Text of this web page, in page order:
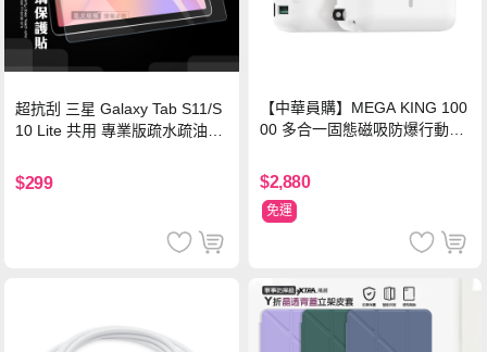
超抗刮 三星 Galaxy Tab S11/S
10 Lite 共用 專業版疏水疏油9H
$299
【中華員購】MEGA KING 100
00 多合一固態磁吸防爆行動電
$2,880
免運